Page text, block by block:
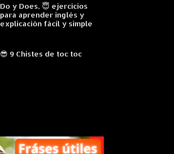
Do y Does, 😇 ejercicios
para aprender inglés y
explicación fácil y simple
😎 9 Chistes de toc toc